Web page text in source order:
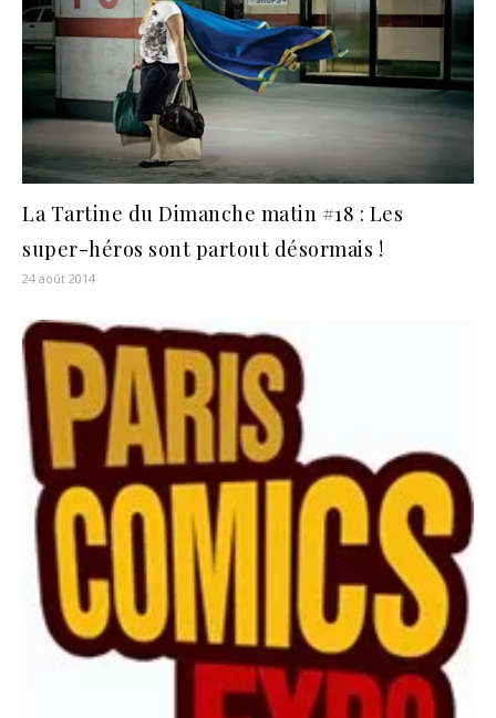
La Tartine du Dimanche matin #18 : Les
super-héros sont partout désormais !
24 août 2014